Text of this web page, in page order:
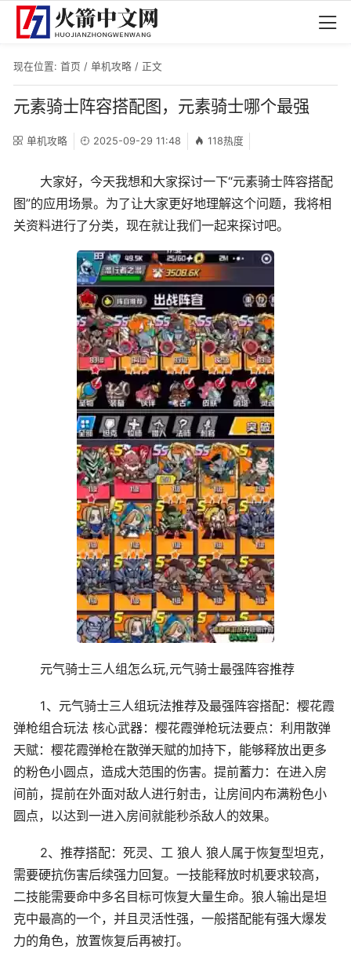
现在位置: 首页 / 单机攻略 / 正文
元素骑士阵容搭配图，元素骑士哪个最强
单机攻略 2025-09-29 11:48 118热度
大家好，今天我想和大家探讨一下“元素骑士阵容搭配
图”的应用场景。为了让大家更好地理解这个问题，我将相
关资料进行了分类，现在就让我们一起来探讨吧。
元气骑士三人组怎么玩,元气骑士最强阵容推荐
1、元气骑士三人组玩法推荐及最强阵容搭配：樱花霞
弹枪组合玩法 核心武器：樱花霞弹枪玩法要点：利用散弹
天赋：樱花霞弹枪在散弹天赋的加持下，能够释放出更多
的粉色小圆点，造成大范围的伤害。提前蓄力：在进入房
间前，提前在外面对敌人进行射击，让房间内布满粉色小
圆点，以达到一进入房间就能秒杀敌人的效果。
2、推荐搭配：死灵、工 狼人 狼人属于恢复型坦克，
需要硬抗伤害后续强力回复。一技能释放时机要求较高，
二技能需要命中多名目标可恢复大量生命。狼人输出是坦
克中最高的一个，并且灵活性强，一般搭配能有强大爆发
力的角色，放置恢复后再被打。